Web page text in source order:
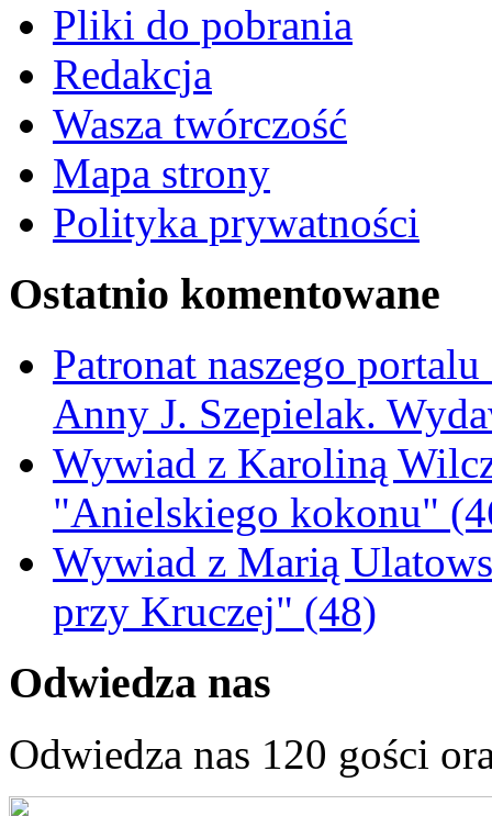
Pliki do pobrania
Redakcja
Wasza twórczość
Mapa strony
Polityka prywatności
Ostatnio komentowane
Patronat naszego
Anny J. Szepielak.
Wywiad z Karoliną
"Anielskiego kokonu"
Wywiad z Marią
przy Kruczej" (48)
Odwiedza nas
Odwiedza nas 120 gości